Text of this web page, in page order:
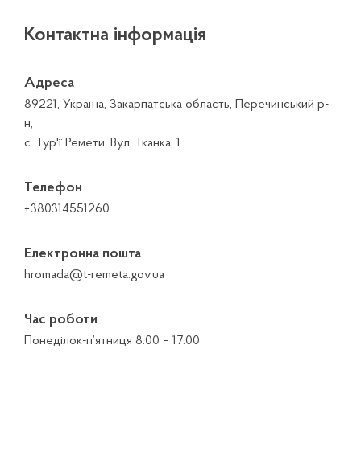
Контактна інформація
Адреса
89221, Україна, Закарпатська область, Перечинський р-
н,
с. Тур'ї Ремети, Вул. Тканка, 1
Телефон
+380314551260
Електронна пошта
hromada@t-remeta.gov.ua
Час роботи
Понеділок-п’ятниця 8:00 – 17:00